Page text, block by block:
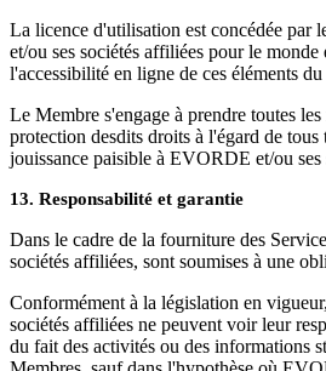
La licence d'utilisation est concédée par
et/ou ses sociétés affiliées pour le
l'accessibilité en ligne de ces éléments
Le Membre s'engage à prendre toutes les
protection desdits droits à l'égard de tous
jouissance paisible à EVORDE et/ou ses
13. Responsabilité et garantie
Dans le cadre de la fourniture des
sociétés affiliées, sont soumises à une
Conformément à la législation en
sociétés affiliées ne peuvent voir leur
du fait des activités ou des informations